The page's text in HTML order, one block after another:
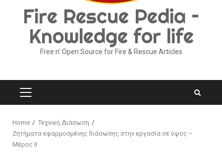
Fire Rescue Pedia –
Knowledge for life
Free n' Open Source for Fire & Rescue Articles
PRIMARY
Home
Τεχνική Διάσωση
Ζητήματα εφαρμοσμένης διάσωσης στην εργασία σε ύψος –
Μέρος II